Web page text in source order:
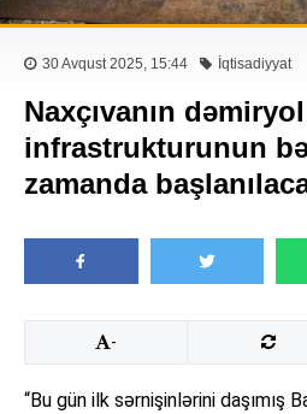
30 Avqust 2025, 15:44 İqtisadiyyat
Naxçıvanın dəmiryol
infrastrukturunun
zamanda
-
“Bu gün ilk sərnişinlərini daşımış